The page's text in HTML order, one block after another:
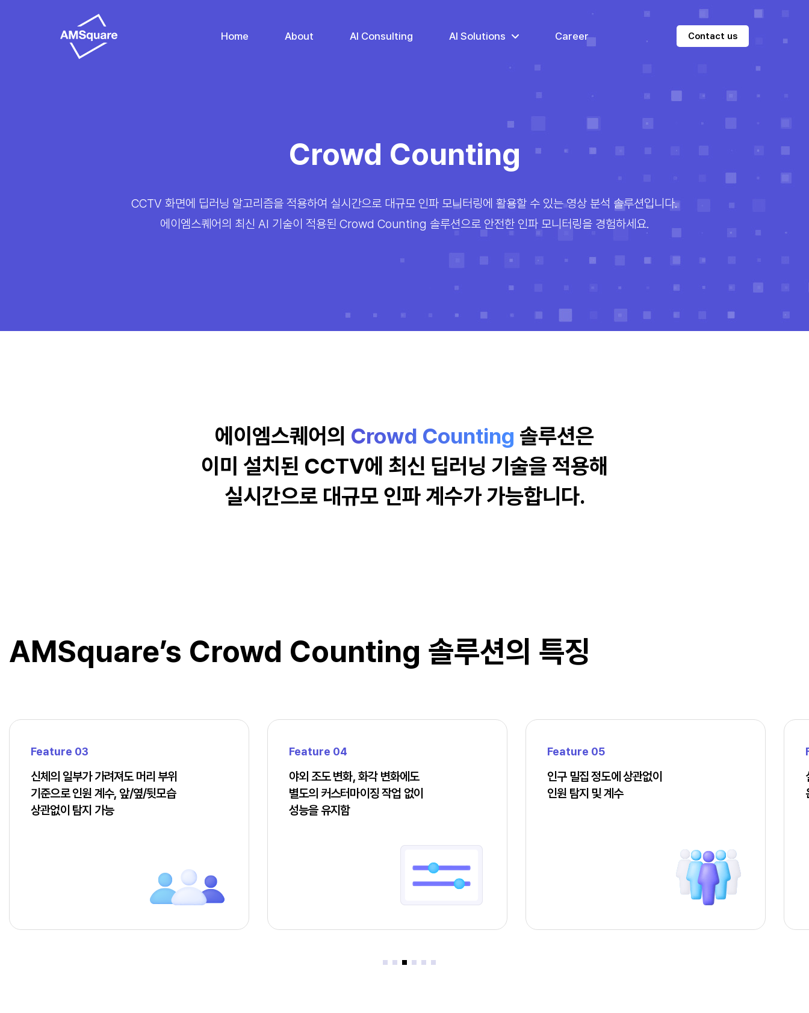
Home About AI Consulting AI Solutions Career Contact us
Crowd Counting
CCTV 화면에 딥러닝 알고리즘을 적용하여 실시간으로 대규모 인파 모니터링에 활용할 수 있는 영상 분석 솔루션입니다.
에이엠스퀘어의 최신 AI 기술이 적용된 Crowd Counting 솔루션으로 안전한 인파 모니터링을 경험하세요.
에이엠스퀘어의 Crowd Counting 솔루션은
이미 설치된 CCTV에 최신 딥러닝 기술을 적용해
실시간으로 대규모 인파 계수가 가능합니다.
AMSquare’s Crowd Counting 솔루션의 특징
Feature 03
신체의 일부가 가려져도 머리 부위
기준으로 인원 계수, 앞/옆/뒷모습
상관없이 탐지 가능
Feature 04
야외 조도 변화, 화각 변화에도
별도의 커스터마이징 작업 없이
성능을 유지함
Feature 05
인구 밀집 정도에 상관없이
인원 탐지 및 계수